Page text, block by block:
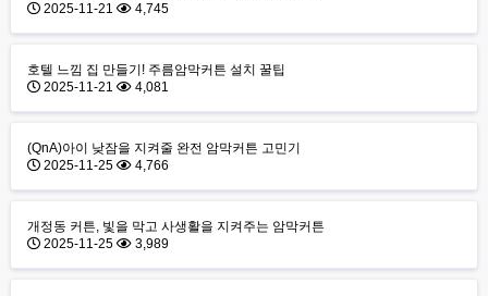
2025-11-21
4,745
호텔 느낌 집 만들기! 주름암막커튼 설치 꿀팁
2025-11-21
4,081
(QnA)아이 낮잠을 지켜줄 완전 암막커튼 고민기
2025-11-25
4,766
개정동 커튼, 빛을 막고 사생활을 지켜주는 암막커튼
2025-11-25
3,989